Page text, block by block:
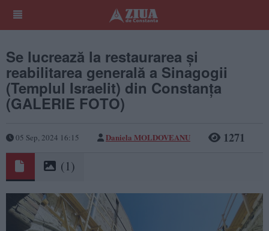
Se lucrează la restaurarea și
reabilitarea generală a Sinagogii
(Templul Israelit) din Constanța
(GALERIE FOTO)
05 Sep, 2024 16:15 Daniela MOLDOVEANU 1271
(1)